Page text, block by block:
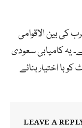
کی بین الاقوامی
یہ کامیابی سعودی
با اختیار بنائے
LEAVE A